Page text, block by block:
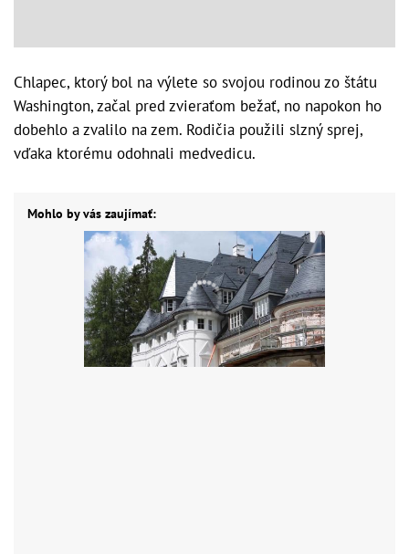
Chlapec, ktorý bol na výlete so svojou rodinou zo štátu
Washington, začal pred zvieraťom bežať, no napokon ho
dobehlo a zvalilo na zem. Rodičia použili slzný sprej,
vďaka ktorému odohnali medvedicu.
Mohlo by vás zaujímať: